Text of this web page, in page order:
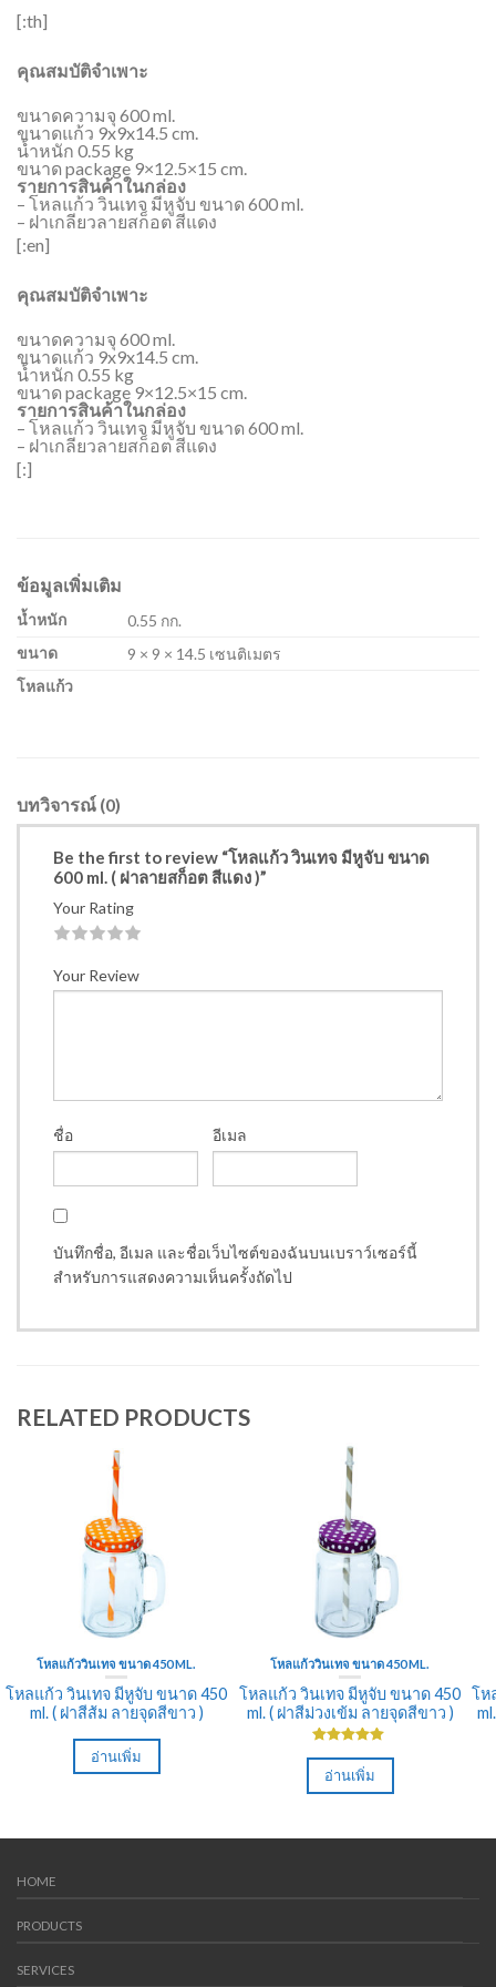
[:th]
คุณสมบัติจำเพาะ
ขนาดความจุ 600 ml.
ขนาดแก้ว 9x9x14.5 cm.
น้ำหนัก 0.55 kg
ขนาด package 9×12.5×15 cm.
รายการสินค้าในกล่อง
– โหลแก้ว วินเทจ มีหูจับ ขนาด 600 ml.
– ฝาเกลียวลายสก็อต สีแดง
[:en]
คุณสมบัติจำเพาะ
ขนาดความจุ 600 ml.
ขนาดแก้ว 9x9x14.5 cm.
น้ำหนัก 0.55 kg
ขนาด package 9×12.5×15 cm.
รายการสินค้าในกล่อง
– โหลแก้ว วินเทจ มีหูจับ ขนาด 600 ml.
– ฝาเกลียวลายสก็อต สีแดง
[:]
ข้อมูลเพิ่มเติม
น้ำหนัก
0.55 กก.
ขนาด
9 × 9 × 14.5 เซนติเมตร
โหลแก้ว
บทวิจารณ์ (0)
Be the first to review “โหลแก้ว วินเทจ มีหูจับ ขนาด
600 ml. ( ฝาลายสก็อต สีแดง )”
Your Rating
Your Review
ชื่อ อีเมล
บันทึกชื่อ, อีเมล และชื่อเว็บไซต์ของฉันบนเบราว์เซอร์นี้
สำหรับการแสดงความเห็นครั้งถัดไป
RELATED PRODUCTS
โหลแก้ววินเทจ ขนาด 450 ML.
โหลแก้ว วินเทจ มีหูจับ ขนาด 450
ml. ( ฝาสีส้ม ลายจุดสีขาว )
อ่านเพิ่ม
โหลแก้ววินเทจ ขนาด 450 ML.
โหลแก้ว วินเทจ มีหูจับ ขนาด 450
ml. ( ฝาสีม่วงเข้ม ลายจุดสีขาว )
ให้คะแนน
5.00
ตั้งแต่
1-5 คะแนน
อ่านเพิ่ม
โห
HOME
PRODUCTS
SERVICES